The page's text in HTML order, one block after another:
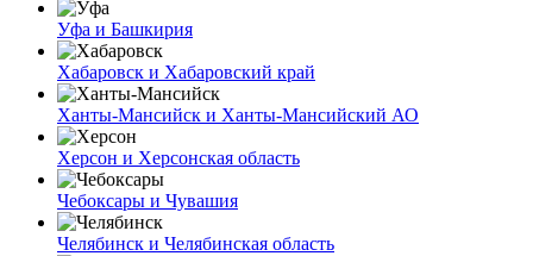
Уфа и Башкирия
Хабаровск и Хабаровский край
Ханты-Мансийск и Ханты-Мансийский АО
Херсон и Херсонская область
Чебоксары и Чувашия
Челябинск и Челябинская область